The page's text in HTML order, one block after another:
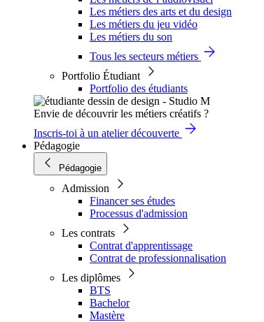
Les métiers des arts et du design
Les métiers du jeu vidéo
Les métiers du son
Tous les secteurs métiers
Portfolio Étudiant
Portfolio des étudiants
Envie de découvrir les métiers créatifs ?
Inscris-toi à un atelier découverte
Pédagogie
Pédagogie
Admission
Financer ses études
Processus d'admission
Les contrats
Contrat d'apprentissage
Contrat de professionnalisation
Les diplômes
BTS
Bachelor
Mastère